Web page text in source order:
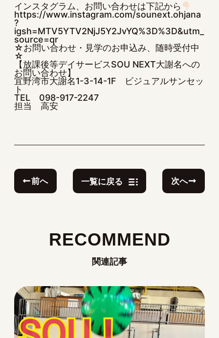
インスタグラム、お問い合わせは下記から
https://www.instagram.com/sounext.ohjana
?
igsh=MTV5YTV2NjJ5Y2JvYQ%3D%3D&utm_
source=qr
☆お問い合わせ・見学のお申込み、随時受付中
☆
【放課後等デイサービスSOU NEXT大謝名への
お問い合わせ】
宜野湾市大謝名1-3-14-1F ビジュアルサンセッ
ト
TEL 098-917-2247
担当 高安
前へ 一覧に戻る 次へ
RECOMMEND
関連記事